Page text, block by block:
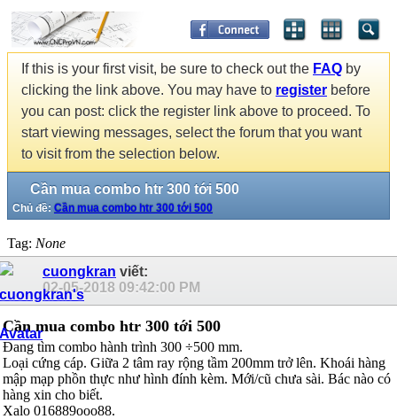
If this is your first visit, be sure to check out the FAQ by
clicking the link above. You may have to register before
you can post: click the register link above to proceed. To
start viewing messages, select the forum that you want
to visit from the selection below.
Cần mua combo htr 300 tới 500
Chủ đề: Cần mua combo htr 300 tới 500
Tag: None
cuongkran viết:
02-05-2018 09:42:00 PM
Cần mua combo htr 300 tới 500
Đang tìm combo hành trình 300 ÷500 mm.
Loại cứng cáp. Giữa 2 tâm ray rộng tầm 200mm trở lên. Khoái hàng
mập mạp phồn thực như hình đính kèm. Mới/cũ chưa sài. Bác nào có
hàng xin cho biết.
Xalo 016889ooo88.